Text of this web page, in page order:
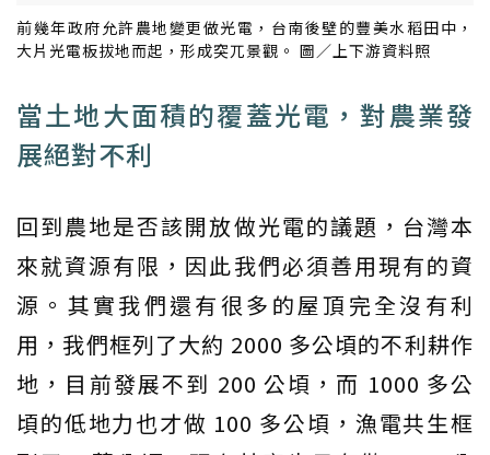
前幾年政府允許農地變更做光電，台南後壁的豐美水稻田中，
大片光電板拔地而起，形成突兀景觀。 圖／上下游資料照
當土地大面積的覆蓋光電，對農業發
展絕對不利
回到農地是否該開放做光電的議題，台灣本
來就資源有限，因此我們必須善用現有的資
源。其實我們還有很多的屋頂完全沒有利
用，我們框列了大約 2000 多公頃的不利耕作
地，目前發展不到 200 公頃，而 1000 多公
頃的低地力也才做 100 多公頃，漁電共生框